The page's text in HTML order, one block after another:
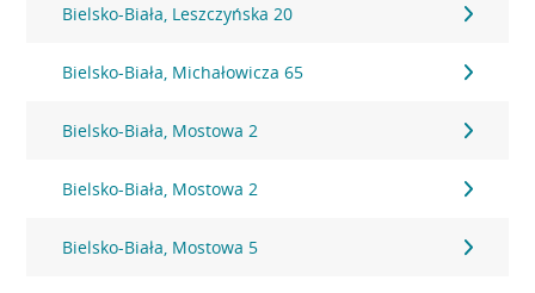
Bielsko-Biała, Leszczyńska 20
Bielsko-Biała, Michałowicza 65
Bielsko-Biała, Mostowa 2
Bielsko-Biała, Mostowa 2
Bielsko-Biała, Mostowa 5